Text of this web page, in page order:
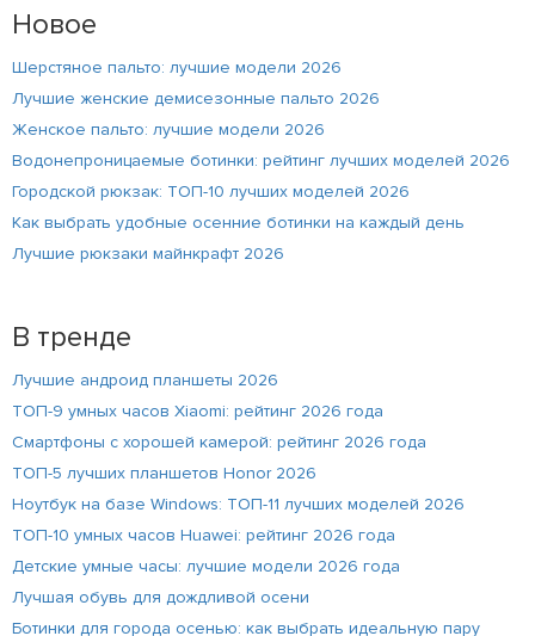
Новое
Шерстяное пальто: лучшие модели 2026
Лучшие женские демисезонные пальто 2026
Женское пальто: лучшие модели 2026
Водонепроницаемые ботинки: рейтинг лучших моделей 2026
Городской рюкзак: ТОП-10 лучших моделей 2026
Как выбрать удобные осенние ботинки на каждый день
Лучшие рюкзаки майнкрафт 2026
В тренде
Лучшие андроид планшеты 2026
ТОП-9 умных часов Xiaomi: рейтинг 2026 года
Смартфоны с хорошей камерой: рейтинг 2026 года
ТОП-5 лучших планшетов Honor 2026
Ноутбук на базе Windows: ТОП-11 лучших моделей 2026
ТОП-10 умных часов Huawei: рейтинг 2026 года
Детские умные часы: лучшие модели 2026 года
Лучшая обувь для дождливой осени
Ботинки для города осенью: как выбрать идеальную пару